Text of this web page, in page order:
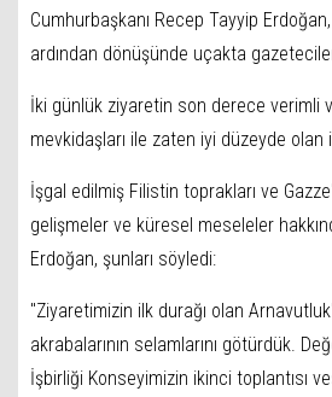
Cumhurbaşkanı Recep Tayyip
ardından dönüşünde uçakta
İki günlük ziyaretin son derece verimli
mevkidaşları ile zaten iyi düzeyde olan
İşgal edilmiş Filistin toprakları ve
gelişmeler ve küresel meseleler
Erdoğan, şunları söyledi:
"Ziyaretimizin ilk durağı olan
akrabalarının selamlarını götürdük.
İşbirliği Konseyimizin ikinci toplantısı